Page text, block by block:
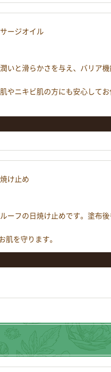
ージオイル
いと滑らかさを与え、バリア
やニキビ肌の方にも安心して
け止め
ーフの日焼け止めです。塗布
肌を守ります。